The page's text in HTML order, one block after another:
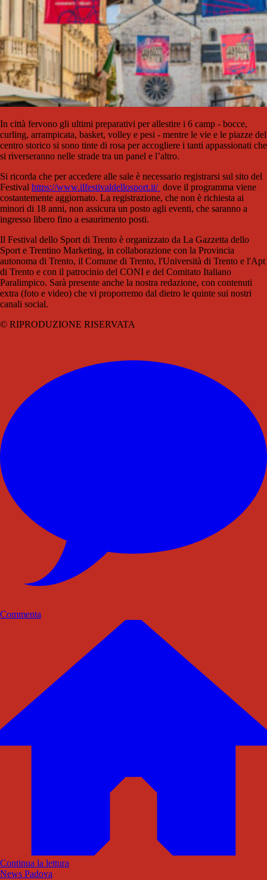
In città fervono gli ultimi preparativi per allestire i 6 camp - bocce,
curling, arrampicata, basket, volley e pesi - mentre le vie e le piazze del
centro storico si sono tinte di rosa per accogliere i tanti appassionati che
si riverseranno nelle strade tra un panel e l’altro.
Si ricorda che per accedere alle sale è necessario registrarsi sul sito del
Festival https://www.ilfestivaldellosport.it/ dove il programma viene
costantemente aggiornato. La registrazione, che non è richiesta ai
minori di 18 anni, non assicura un posto agli eventi, che saranno a
ingresso libero fino a esaurimento posti.
Il Festival dello Sport di Trento è organizzato da La Gazzetta dello
Sport e Trentino Marketing, in collaborazione con la Provincia
autonoma di Trento, il Comune di Trento, l'Università di Trento e l'Apt
di Trento e con il patrocinio del CONI e del Comitato Italiano
Paralimpico. Sarà presente anche la nostra redazione, con contenuti
extra (foto e video) che vi proporremo dal dietro le quinte sui nostri
canali social.
© RIPRODUZIONE RISERVATA
Commenta
Continua la lettura
News Padova